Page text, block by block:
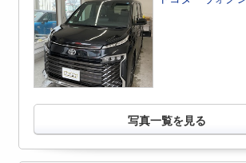
写真一覧を見る